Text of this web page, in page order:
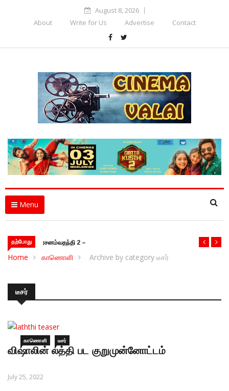
August 8, 2026
About
Write for Us Advertise Contact
Menu
தற்போது வதந்தி 2 – இணையத்தொடர் விமர்சனம்
Home காணொளி Archive by category டீசர்
டீசர்
காணொளி டீசர்
விஷாலின் லத்தி பட குறுமுன்னோட்டம்
July 25, 2022